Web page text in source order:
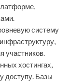
систему
участников.
хостингах,
доступу. Базы